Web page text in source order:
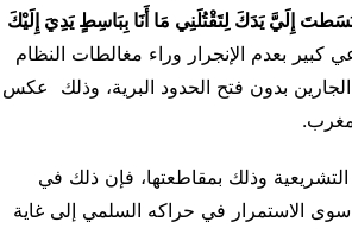
إِلَيَّ يَدَكَ لِتَقْتُلَنِي مَا أَنَا بِبَاسِطٍ يَدِيَ إِلَيْكَ
بعدم الإنجرار وراء مغالطات النظام
بدون فتح الحدود البرية، وذلك عكس
وذلك بمقاطعتها، فإن ذلك في
الاستمرار في حراكه السلمي إلى غاية